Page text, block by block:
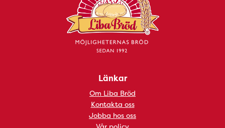
Länkar
Om Liba Bröd
Kontakta oss
Jobba hos oss